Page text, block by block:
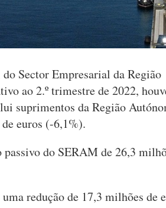
Sector Empresarial da Região
ao 2.º trimestre de 2022,
suprimentos da Região
euros (-6,1%).
do SERAM de 26,3
redução de 17,3 milhões de